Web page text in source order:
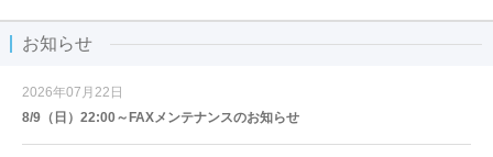
お知らせ
2026年07月22日
8/9（日）22:00～FAXメンテナンスのお知らせ